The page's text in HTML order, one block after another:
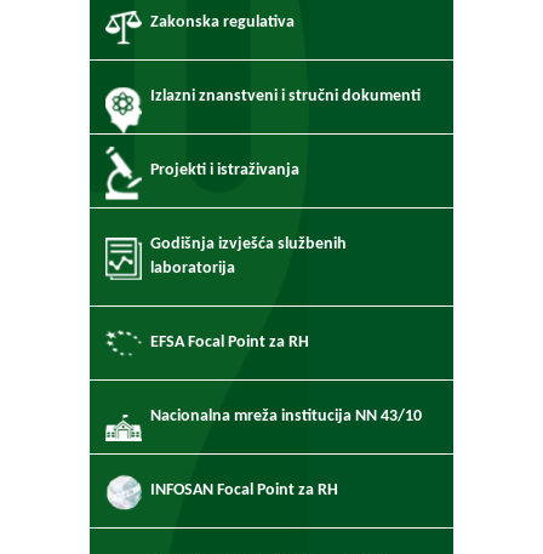
Zakonska regulativa
Izlazni znanstveni i stručni dokumenti
Projekti i istraživanja
Godišnja izvješća službenih
laboratorija
EFSA Focal Point za RH
Nacionalna mreža institucija NN 43/10
INFOSAN Focal Point za RH